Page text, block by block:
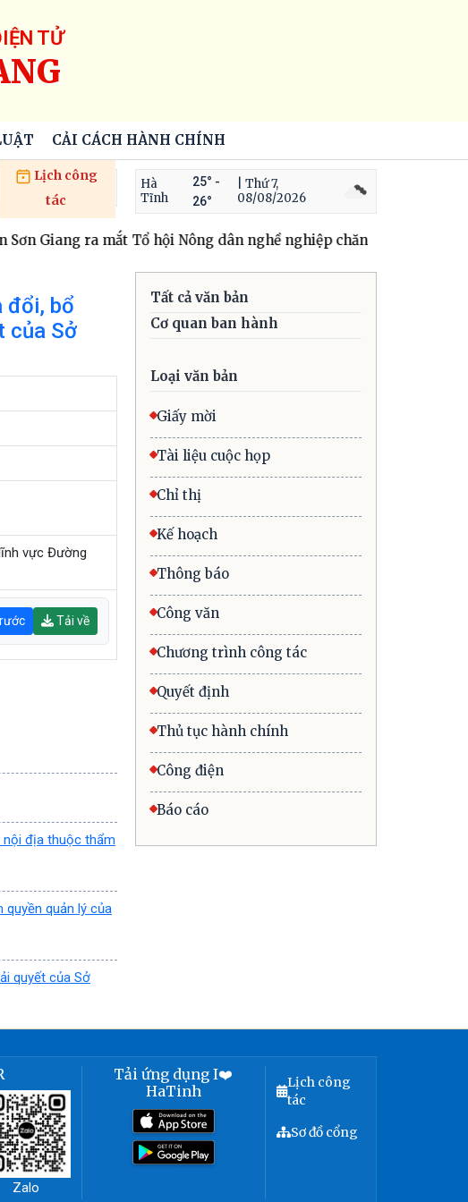
TỬ
CẢI CÁCH HÀNH CHÍNH
Lịch công
tác
Hà
Tĩnh
25° -
26°
| Thứ 7,
08/08/2026
Giang ra mắt Tổ hội Nông dân nghề nghiệp chăn nuôi hươu
đổi, bổ
của Sở
vực Đường
Tải về
nội địa thuộc thẩm
quản lý của
quyết của Sở
Tất cả văn bản
Cơ quan ban hành
Loại văn bản
Giấy mời
Tài liệu cuộc họp
Chỉ thị
Kế hoạch
Thông báo
Công văn
Chương trình công tác
Quyết định
Thủ tục hành chính
Công điện
Báo cáo
Zalo
Tải ứng dụng I❤️
HaTinh
Lịch công
tác
Sơ đồ cổng